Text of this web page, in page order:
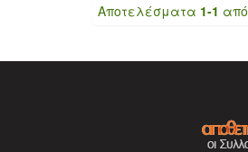
Αποτελέσματα 1-1 από